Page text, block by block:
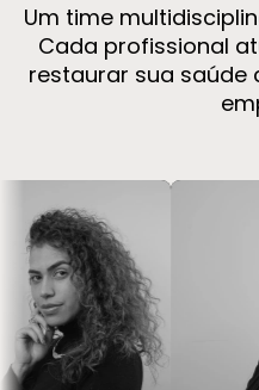
Um time
Cada profissional
restaurar sua saúde